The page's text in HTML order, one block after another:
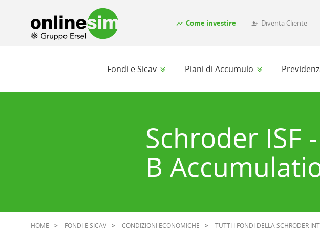
timeline Come investire person_add_alt_1 Diventa Cliente
Fondi e Sicav Piani di Accumulo
Schroder ISF
B
HOME FONDI E SICAV CONDIZIONI ECONOMICHE TUTTI I FONDI DELLA SCHRODER